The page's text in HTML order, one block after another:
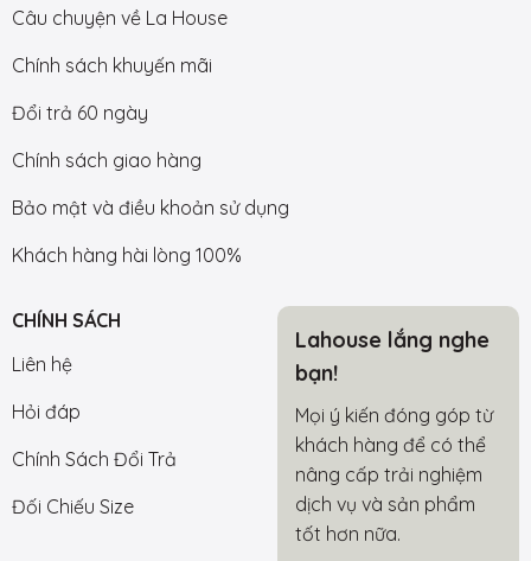
Câu chuyện về La House
Chính sách khuyến mãi
Đổi trả 60 ngày
Chính sách giao hàng
Bảo mật và điều khoản sử dụng
Khách hàng hài lòng 100%
CHÍNH SÁCH
Liên hệ
Hỏi đáp
Chính Sách Đổi Trả
Đối Chiếu Size
Lahouse lắng nghe
bạn!
Mọi ý kiến đóng góp từ
khách hàng để có thể
nâng cấp trải nghiệm
dịch vụ và sản phẩm
tốt hơn nữa.